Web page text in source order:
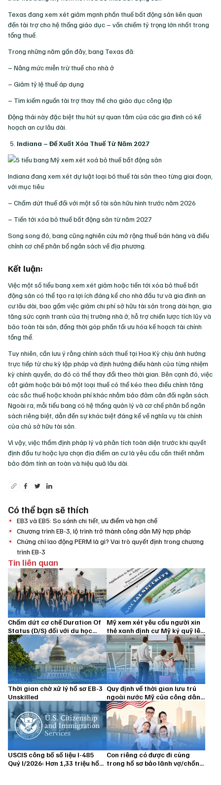
Texas đang xem xét giảm mạnh phần thuế bất động sản liên quan
đến tài trợ cho hệ thống giáo dục – vốn chiếm tỷ trọng lớn nhất trong
tổng thuế.
Trong những năm gần đây, bang Texas đã:
– Nâng mức miễn trừ thuế cho nhà ở
– Giảm tỷ lệ thuế áp dụng
– Tìm kiếm nguồn tài trợ thay thế cho giáo dục công lập
Động thái này đặc biệt thu hút sự quan tâm của các gia đình có kế
hoạch an cư lâu dài.
Indiana – Đề Xuất Xóa Thuế Từ Năm 2027
Indiana đang xem xét dự luật loại bỏ thuế tài sản theo từng giai đoạn,
với mục tiêu:
– Chấm dứt thuế đối với một số tài sản hữu hình trước năm 2026
– Tiến tới xóa bỏ thuế bất động sản từ năm 2027
Song song đó, bang cũng nghiên cứu mở rộng thuế bán hàng và điều
chỉnh cơ chế phân bổ ngân sách về địa phương.
Kết luận:
Việc một số tiểu bang xem xét giảm hoặc tiến tới xóa bỏ thuế bất
động sản có thể tạo ra lợi ích đáng kể cho nhà đầu tư và gia đình an
cư lâu dài, bao gồm việc giảm chi phí sở hữu tài sản trong dài hạn, gia
tăng sức cạnh tranh của thị trường nhà ở, hỗ trợ chiến lược tích lũy và
bảo toàn tài sản, đồng thời góp phần tối ưu hóa kế hoạch tài chính
tổng thể.
Tuy nhiên, cần lưu ý rằng chính sách thuế tại Hoa Kỳ chịu ảnh hưởng
trực tiếp từ chu kỳ lập pháp và định hướng điều hành của từng nhiệm
kỳ chính quyền, do đó có thể thay đổi theo thời gian. Bên cạnh đó, việc
cắt giảm hoặc bãi bỏ một loại thuế có thể kéo theo điều chỉnh tăng
các sắc thuế hoặc khoản phí khác nhằm bảo đảm cân đối ngân sách.
Ngoài ra, mỗi tiểu bang có hệ thống quản lý và cơ chế phân bổ ngân
sách riêng biệt, dẫn đến sự khác biệt đáng kể về nghĩa vụ tài chính
của chủ sở hữu tài sản.
Vì vậy, việc thẩm định pháp lý và phân tích toàn diện trước khi quyết
định đầu tư hoặc lựa chọn địa điểm an cư là yêu cầu cần thiết nhằm
bảo đảm tính an toàn và hiệu quả lâu dài.
Có thể bạn sẽ thích
EB3 và EB5: So sánh chi tiết, ưu điểm và hạn chế
Chương trình EB-3, lộ trình trở thành công dân Mỹ hợp pháp
Chứng chỉ lao động PERM là gì? Vai trò quyết định trong chương
trình EB-3
Tin liên quan
Chấm dứt cơ chế Duration Of
Status (D/S) đối với du học
sinh từ 15/09/2026
Mỹ xem xét yêu cầu người xin
thẻ xanh định cư Mỹ ký quỹ lên
đến 100.000 USD
Thời gian chờ xử lý hồ sơ EB-3
Unskilled
Quy định về thời gian lưu trú
ngoài nước Mỹ của công dân
Hoa Kỳ và thường trú nhân
USCIS công bố số liệu I-485
Quý I/2026: Hơn 1,33 triệu hồ
Con riêng có được đi cùng
trong hồ sơ bảo lãnh vợ/chồng